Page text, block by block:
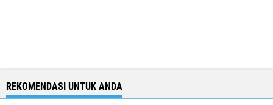
REKOMENDASI UNTUK ANDA